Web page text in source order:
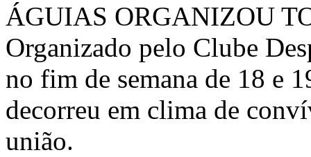
ÁGUIAS ORGANIZOU
Organizado pelo Clube
no fim de semana de 18 e
decorreu em clima de
união.